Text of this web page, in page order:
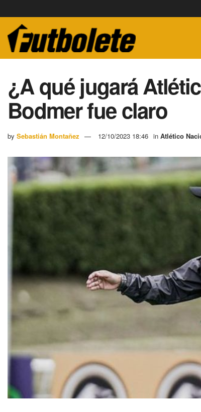
¿A qué jugará
Bodmer fue claro
by Sebastián Montañez 12/10/2023 18:46 in Atlético